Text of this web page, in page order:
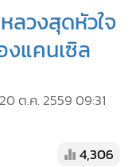
ลวงสุดหัวใจ
งแคนเซิล
20 ต.ค. 2559 09:31
4,306